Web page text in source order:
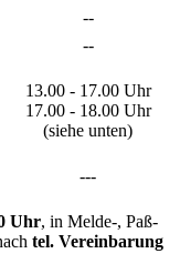
--
--
13.00 - 17.00 Uhr
17.00 - 18.00 Uhr
(siehe unten)
---
Uhr, in Melde-, Paß-
tel. Vereinbarung